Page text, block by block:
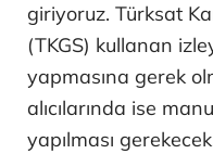
giriyoruz. Türksat
(TKGS) kullanan
yapmasına gerek
alıcılarında ise
yapılması